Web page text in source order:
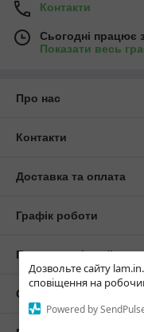
Дозвольте сайту
сповіщення на
Powered by
Контакти
Сьогодні працює
Показати весь
Про нас
Контакти
Доставка та оплата
Графік роботи
Повна версія сайту
Сайт створено на